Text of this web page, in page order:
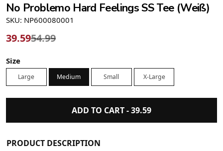
No Problemo Hard Feelings SS Tee (Weiß)
SKU: NP600080001
39.5954.99
Size
Large Medium Small X-Large
ADD TO CART -39.59
PRODUCT DESCRIPTION